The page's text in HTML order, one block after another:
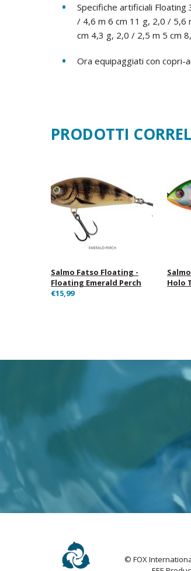
Specifiche artificiali
/ 4,6 m 6 cm 11 g, 2,0 / 5,6
cm 4,3 g, 2,0 / 2,5 m 5 cm
Ora equipaggiati con copri-
PRODOTTI
Salmo Fatso Floating -
Floating Emerald Perch
€15,99
Holo
© FOX